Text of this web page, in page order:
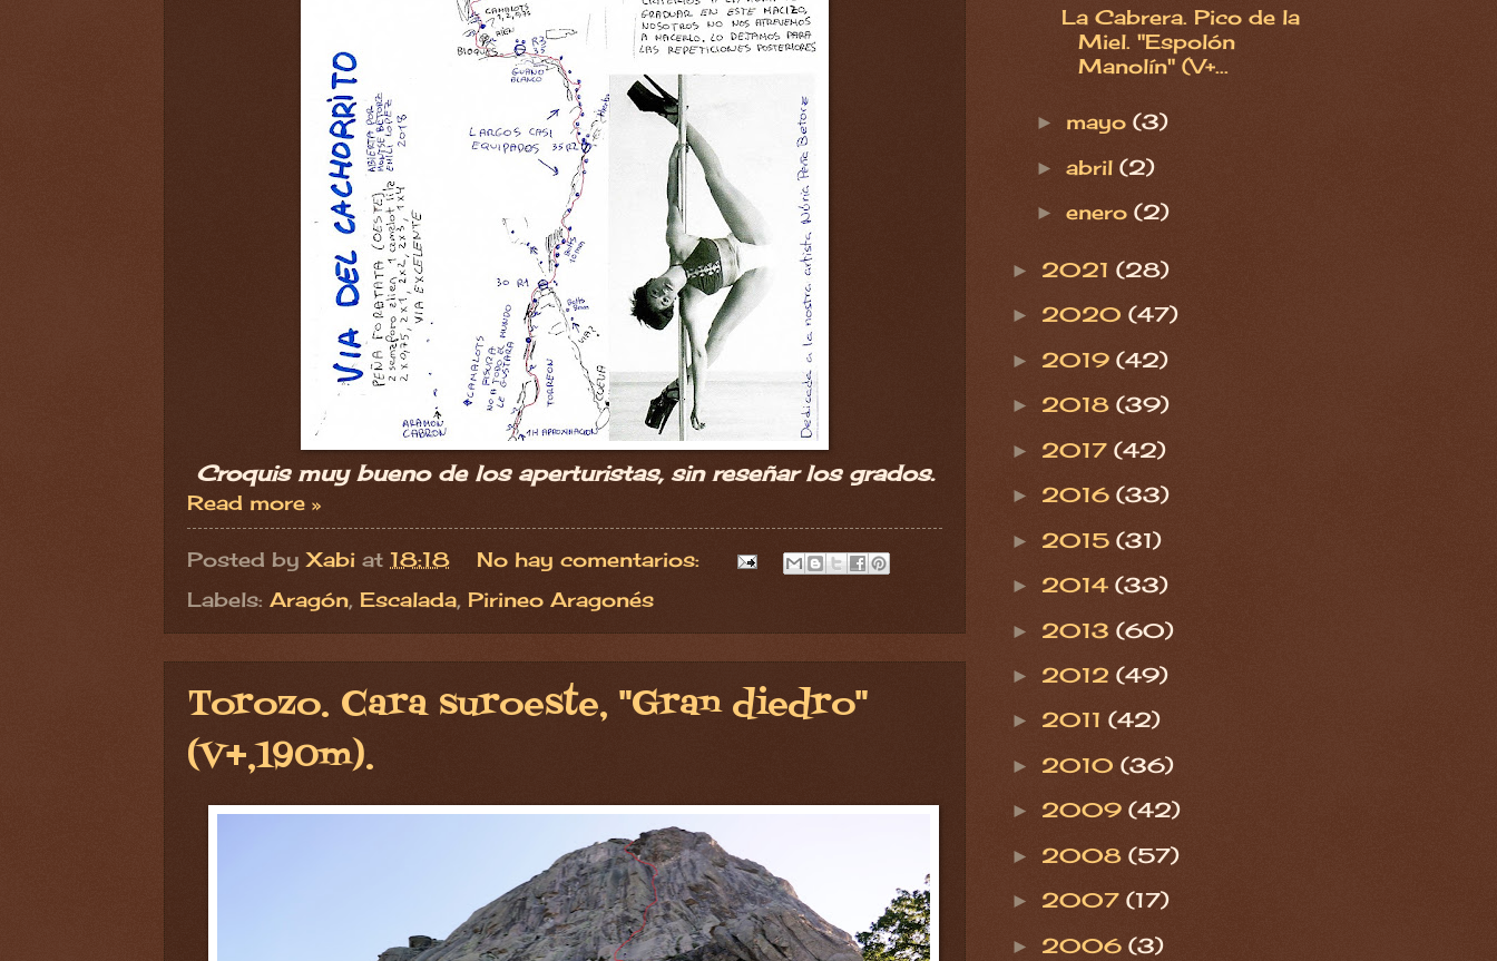
Croquis muy bueno de los aperturistas, sin reseñar los grados.
Read more »
Posted byXabi at 18:18
No hay comentarios:
Labels: Aragón, Escalada, Pirineo Aragonés
Torozo. Cara suroeste, "Gran diedro"
(V+,190m).
La Cabrera. Pico de la
Miel. "Espolón
Manolín" (V+...
► mayo(3)
►abril(2)
►enero(2)
► 2021 (28)
► 2020 (47)
► 2019 (42)
► 2018 (39)
► 2017 (42)
► 2016 (33)
► 2015 (31)
► 2014 (33)
► 2013 (60)
► 2012 (49)
► 2011 (42)
► 2010 (36)
► 2009 (42)
► 2008 (57)
► 2007 (17)
► 2006 (3)